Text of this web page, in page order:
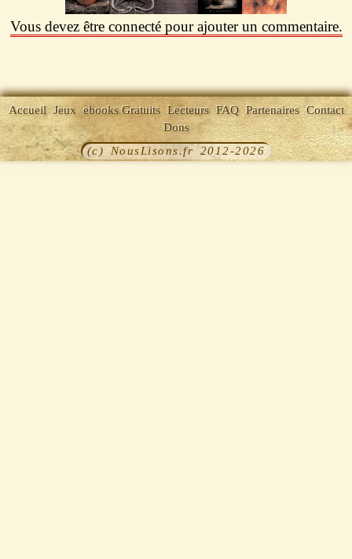
Vous devez être connecté pour ajouter un commentaire.
Accueil Jeux ebooks Gratuits Lecteurs FAQ Partenaires Contact
Dons
(c) NousLisons.fr 2012-2026